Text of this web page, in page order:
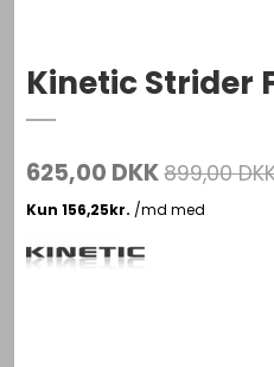
Kinetic Strider
625,00 DKK899,00